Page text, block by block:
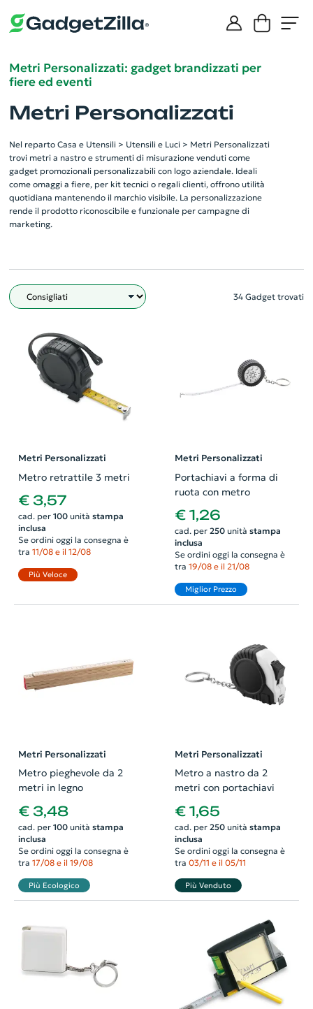
Metri Personalizzati: gadget brandizzati per
fiere ed eventi
Metri Personalizzati
Nel reparto Casa e Utensili > Utensili e Luci > Metri Personalizzati
trovi metri a nastro e strumenti di misurazione venduti come
gadget promozionali personalizzabili con logo aziendale. Ideali
come omaggi a fiere, per kit tecnici o regali clienti, offrono utilità
quotidiana mantenendo il marchio visibile. La personalizzazione
rende il prodotto riconoscibile e funzionale per campagne di
marketing.
Filtro 34 Gadget trovati
Metri Personalizzati
Metro retrattile 3 metri
€ 3,57
cad. per 100unità stampa
inclusa
Se ordini oggi la consegna è
tra 11/08 e il 12/08
Più Veloce
Metri Personalizzati
Portachiavi a forma di
ruota con metro
€ 1,26
cad. per 250unità stampa
inclusa
Se ordini oggi la consegna è
tra 19/08 e il 21/08
Miglior Prezzo
Metri Personalizzati
Metro pieghevole da 2
metri in legno
€ 3,48
cad. per 100unità stampa
inclusa
Se ordini oggi la consegna è
tra 17/08 e il 19/08
Più Ecologico
Metri Personalizzati
Metro a nastro da 2
metri con portachiavi
€ 1,65
cad. per 250unità stampa
inclusa
Se ordini oggi la consegna è
tra 03/11 e il 05/11
Più Venduto